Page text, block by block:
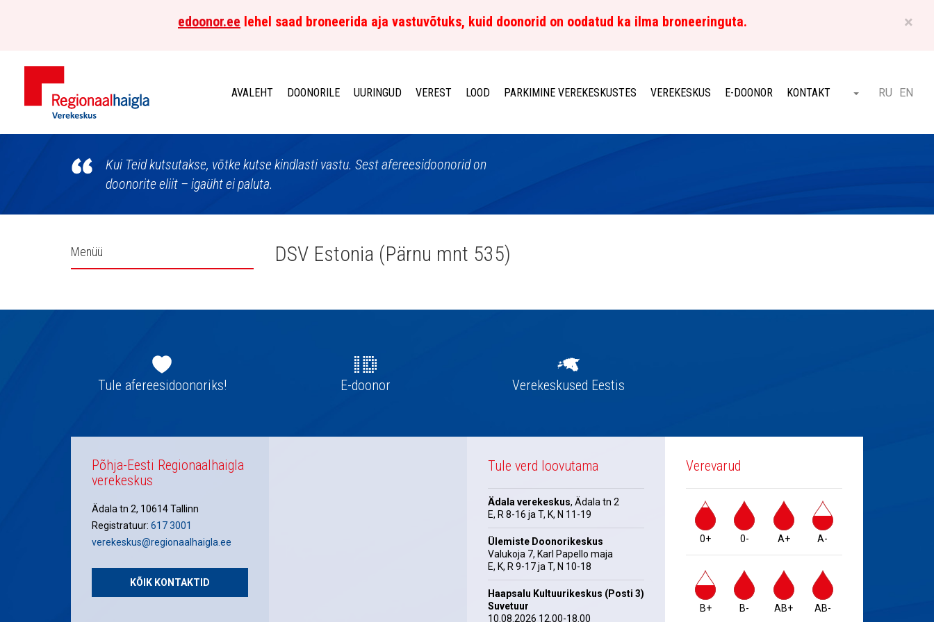
×
edoonor.ee lehel saad broneerida aja vastuvõtuks, kuid doonorid on oodatud ka ilma broneeringuta.
Põhja-
AVALEHT DOONORILE UURINGUD VEREST LOOD PARKIMINE VEREKESKUSTES VEREKESKUS E-DOONOR KONTAKT Otsi ET
RU EN
Kui Teid kutsutakse, võtke kutse kindlasti vastu. Sest afereesidoonorid on
doonorite eliit – igaüht ei paluta.
Külgpaani
Menüü DSV Estonia (Pärnu mnt 535)
navigatsioonTule afereesidoonoriks! E-doonor Verekeskused Eestis
Põhja-Eesti Regionaalhaigla
verekeskus
Ädala tn 2, 10614 Tallinn
Registratuur: 617 3001
verekeskus@regionaalhaigla.ee
KÕIK KONTAKTID
Tule verd loovutama
Ädala verekeskus, Ädala tn 2
E, R 8-16 ja T, K, N 11-19
Ülemiste Doonorikeskus
Valukoja 7, Karl Papello maja
E, K, R 9-17 ja T, N 10-18
Haapsalu Kultuurikeskus (Posti 3)
Suvetuur
10.08.2026 12.00-18.00
Verevarud
0+ 0- A+ A-
B+ B- AB+ AB-